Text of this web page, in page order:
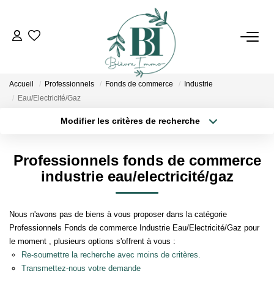
ACHETER
BIENS VENDUS
L'AGENCE
Qui Sommes Nous
Notre Équipe
Accueil Professionnels Fonds de commerce
Industrie
Eau/Electricité/Gaz
Modifier les critères de recherche
Surface min Budget max
Professionnels fonds de commerce
industrie eau/electricité/gaz
Nous n'avons pas de biens à vous proposer dans la catégorie
Professionnels Fonds de commerce Industrie Eau/Electricité/Gaz pour
le moment , plusieurs options s'offrent à vous :
Re-soumettre la recherche avec moins de critères.
Transmettez-nous votre demande